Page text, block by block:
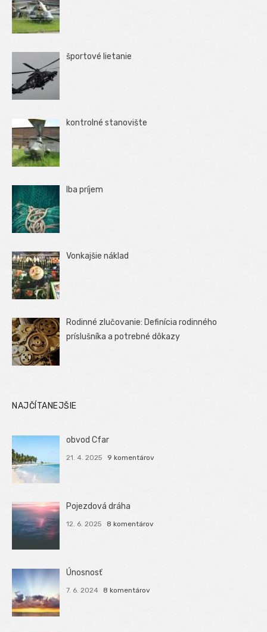
športové lietanie
kontrolné stanovište
Iba príjem
Vonkajšie náklad
Rodinné zlučovanie: Definícia rodinného
príslušníka a potrebné dôkazy
NAJČÍTANEJŠIE
obvod Cfar
21. 4. 2025 9 komentárov
Pojezdová dráha
12. 6. 2025 8 komentárov
Únosnosť
7. 6. 2024 8 komentárov